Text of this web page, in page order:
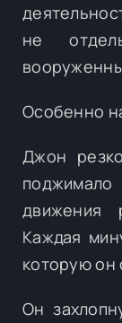
не
Особенно
Джон
движения
Каждая
которую он
Он